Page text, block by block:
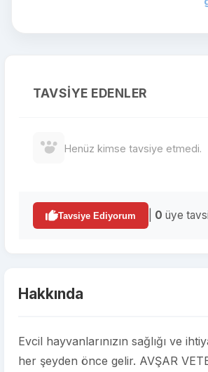
TAVSIYE EDENLER
Henüz kimse tavsiye etmedi.
Tavsiye Ediyorum 0 üye
Hakkında
Evcil hayvanlarınızın sağlığı ve
her şeyden önce gelir. AVŞAR